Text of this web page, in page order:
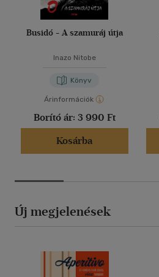
Busidó - A szamuráj útja
Inazo Nitobe
Könyv
Árinformációk
Borító ár: 3 990 Ft
Kosárba
Új megjelenések